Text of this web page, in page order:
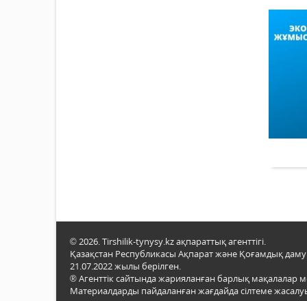
© 2026. Tirshilik-tynysy.kz ақпараттық агенттігі.
Қазақстан Республикасы Ақпарат және Қоғамдық даму
21.07.2022 жылы берілген.
® Агенттік сайтында жарияланған барлық
Материалдарды пайдаланған жағдайда сілтеме